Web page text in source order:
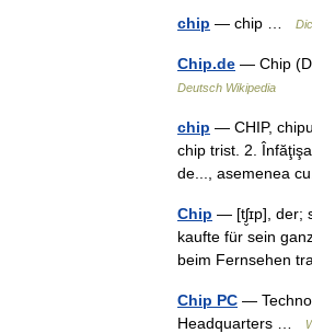
chip — chip …
Chip.de — Chip
Deutsch Wikipedia
chip — CHIP,
chip trist. 2.
de..., asemenea
Chip — [tʃ̮ɪp], der;
kaufte für sein
beim Fernsehen
Chip PC —
Headquarters …